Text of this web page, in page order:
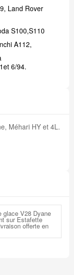
Land Rover
S100,S110
A112,
6/94.
Méhari HY et 4L.
glace V28 Dyane
sur Estafette
offerte en